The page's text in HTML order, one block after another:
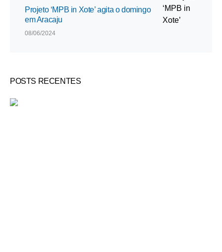
Projeto ‘MPB in Xote’ agita o domingo
em Aracaju
08/06/2024
POSTS RECENTES